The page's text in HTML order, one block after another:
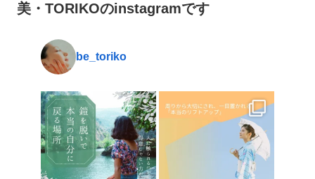
美・TORIKOのinstagramです
be_toriko